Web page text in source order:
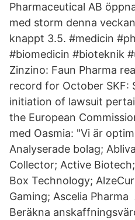
Pharmaceutical AB
med storm denna
knappt 3.5. #medicin
#biomedicin #bioteknik
Zinzino: Faun Pharma
record for October SKF:
initiation of lawsuit
the European
med Oasmia: "Vi är
Analyserade bolag;
Collector; Active
Box Technology;
Gaming; Ascelia
Beräkna